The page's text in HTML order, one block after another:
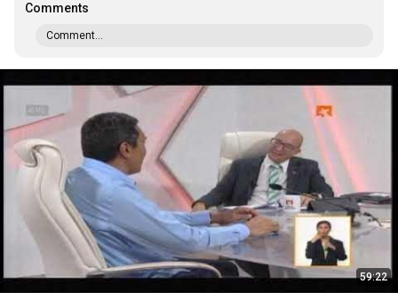
Comments
Comment...
59:22